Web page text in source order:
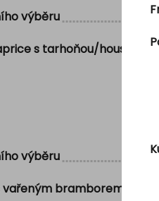
výběru
s tarhoňou/houskový
výběru
bramborem a